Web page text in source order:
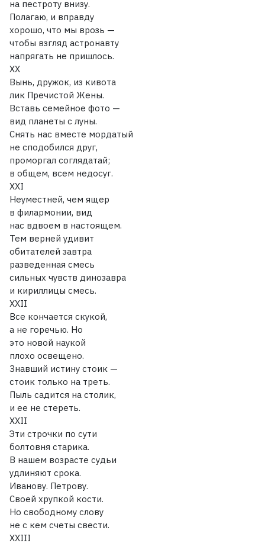
на пестроту внизу.
Полагаю, и вправду
хорошо, что мы врозь —
чтобы взгляд астронавту
напрягать не пришлось.
XX
Вынь, дружок, из кивота
лик Пречистой Жены.
Вставь семейное фото —
вид планеты с луны.
Снять нас вместе мордатый
не сподобился друг,
проморгал соглядатай;
в общем, всем недосуг.
XXI
Неуместней, чем ящер
в филармонии, вид
нас вдвоем в настоящем.
Тем верней удивит
обитателей завтра
разведенная смесь
сильных чувств динозавра
и кириллицы смесь.
XXII
Все кончается скукой,
а не горечью. Но
это новой наукой
плохо освещено.
Знавший истину стоик —
стоик только на треть.
Пыль садится на столик,
и ее не стереть.
XXII
Эти строчки по сути
болтовня старика.
В нашем возрасте судьи
удлиняют срока.
Иванову. Петрову.
Своей хрупкой кости.
Но свободному слову
не с кем счеты свести.
XXIII